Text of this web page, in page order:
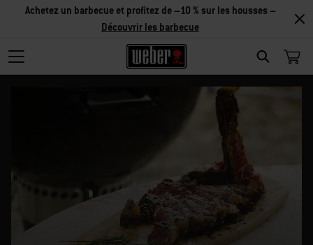
SEARCH
Achetez un barbecue et profitez de –10 % sur les housses –
Découvrir les barbecue